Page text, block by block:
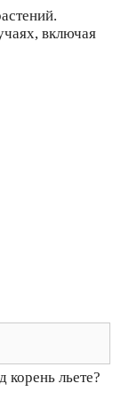
включая
корень льете?